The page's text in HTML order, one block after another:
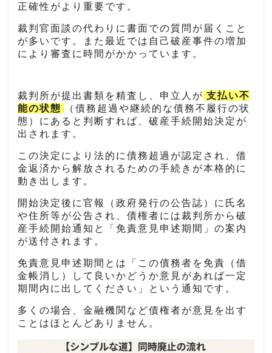
正確性がより重要です。
裁判官面談の代わりに書面での質問が届くこと
が多いです。また最近では自己破産事件の増加
により審査に時間がかかっています。
裁判所が提出書類を精査し、申立人が 支払い不
能の状態
（債務超過や継続的な債務不履行の状
態）にあると判断すれば、破産手続開始決定が
出されます。
この決定により法的に債務超過が認定され、借
金返済から解放されるための手続きが本格的に
動き出します。
開始決定後に官報（政府発行の公告誌）に氏名
や住所等が公告され、債権者には裁判所から破
産手続開始通知と「免責意見申述期間」の案内
が送付されます。
免責意見申述期間とは「この債務者を免責（借
金帳消し）して良いかどうか意見があれば一定
期間内に出してください」という通知です。
多くの場合、金融機関など債権者が意見を出す
ことはほとんどありません。